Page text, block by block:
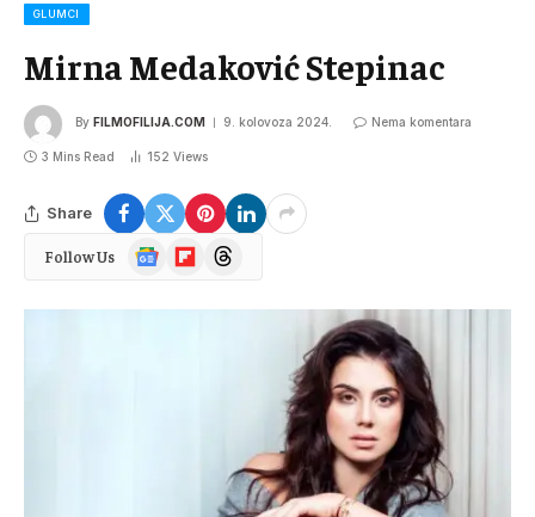
GLUMCI
Mirna Medaković Stepinac
By FILMOFILIJA.COM 9. kolovoza 2024. Nema komentara
3 Mins Read 152 Views
Share
Follow Us
Google
News
FlipboardThreads